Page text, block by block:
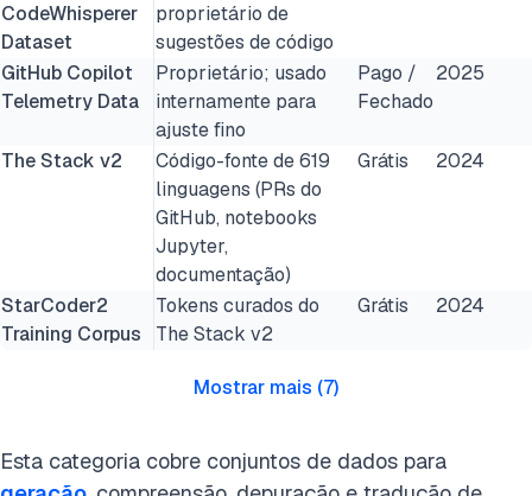
CodeWhisperer
Dataset
proprietário de
sugestões de código
GitHub Copilot
Telemetry Data
Proprietário; usado
internamente para
ajuste fino
Pago /
Fechado
2025
The Stack v2
Código-fonte de 619
linguagens (PRs do
GitHub, notebooks
Jupyter,
documentação)
Grátis 2024
StarCoder2
Training Corpus
Tokens curados do
The Stack v2
Grátis 2024
Mostrar mais (7)
Esta categoria cobre conjuntos de dados para